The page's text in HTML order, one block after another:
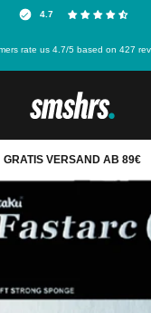
4.7
rate us 4.7/5 based on 427
smshrs.
GRATIS VERSAND AB 89€